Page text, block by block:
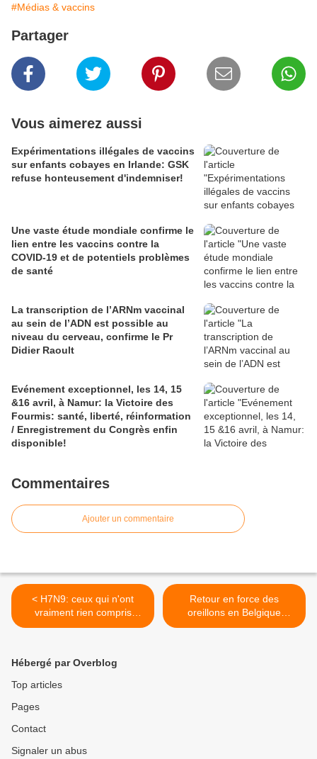
#Médias & vaccins
Partager
Vous aimerez aussi
Expérimentations illégales de vaccins
sur enfants cobayes en Irlande: GSK
refuse honteusement d'indemniser!
Une vaste étude mondiale confirme le
lien entre les vaccins contre la
COVID-19 et de potentiels problèmes
de santé
La transcription de l’ARNm vaccinal
au sein de l’ADN est possible au
niveau du cerveau, confirme le Pr
Didier Raoult
Evénement exceptionnel, les 14, 15
&16 avril, à Namur: la Victoire des
Fourmis: santé, liberté, réinformation
/ Enregistrement du Congrès enfin
disponible!
Commentaires
Ajouter un commentaire
< H7N9: ceux qui n'ont
vraiment rien compris
maintenant ne
Retour en force des
oreillons en Belgique
malgré le vaccin >
Hébergé par Overblog
Top articles
Pages
Contact
Signaler un abus